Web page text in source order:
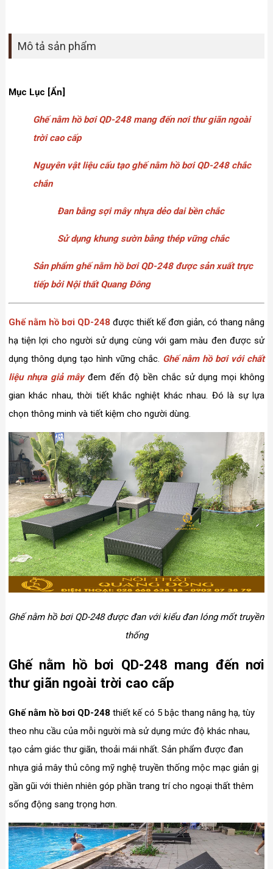
Mô tả sản phẩm
Mục Lục [Ẩn]
Ghế nằm hồ bơi QD-248 mang đến nơi thư giãn ngoài
trời cao cấp
Nguyên vật liệu cấu tạo ghế nằm hồ bơi QD-248 chắc
chắn
Đan bằng sợi mây nhựa dẻo dai bền chắc
Sử dụng khung sườn bằng thép vững chắc
Sản phẩm ghế nằm hồ bơi QD-248 được sản xuất trực
tiếp bởi Nội thất Quang Đông
Ghế nằm hồ bơi QD-248 được thiết kế đơn giản, có thang nâng
hạ tiện lợi cho người sử dụng cùng với gam màu đen được sử
dụng thông dụng tạo hình vững chắc. Ghế nằm hồ bơi với chất
liệu nhựa giả mâyđem đến độ bền chắc sử dụng mọi không
gian khác nhau, thời tiết khắc nghiệt khác nhau. Đó là sự lựa
chọn thông minh và tiết kiệm cho người dùng.
Ghế nằm hồ bơi QD-248 được đan với kiểu đan lóng mốt truyền
thống
Ghế nằm hồ bơi QD-248 mang đến nơi
thư giãn ngoài trời cao cấp
Ghế nằm hồ bơi QD-248 thiết kế có 5 bậc thang nâng hạ, tùy
theo nhu cầu của mỗi người mà sử dụng mức độ khác nhau,
tạo cảm giác thư giãn, thoải mái nhất. Sản phẩm được đan
nhựa giả mây thủ công mỹ nghệ truyền thống mộc mạc giản gị
gần gũi với thiên nhiên góp phần trang trí cho ngoại thất thêm
sống động sang trọng hơn.